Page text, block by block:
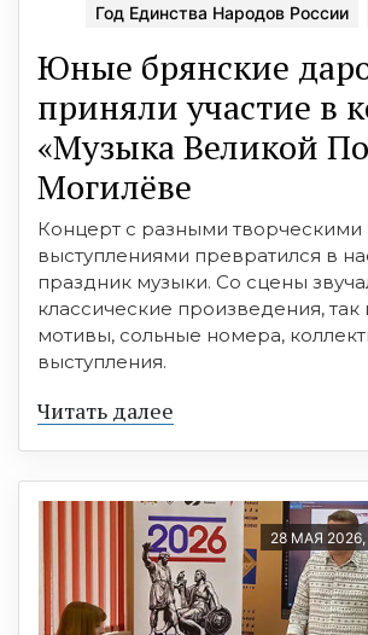
Год Единства Народов России
Юные брянские
приняли участие в
«Музыка Великой
Могилёве
Концерт с разными
выступлениями превратился в
праздник музыки. Со сцены
классические произведения,
мотивы, сольные номера,
выступления.
Читать далее
28 МАЯ 2026,